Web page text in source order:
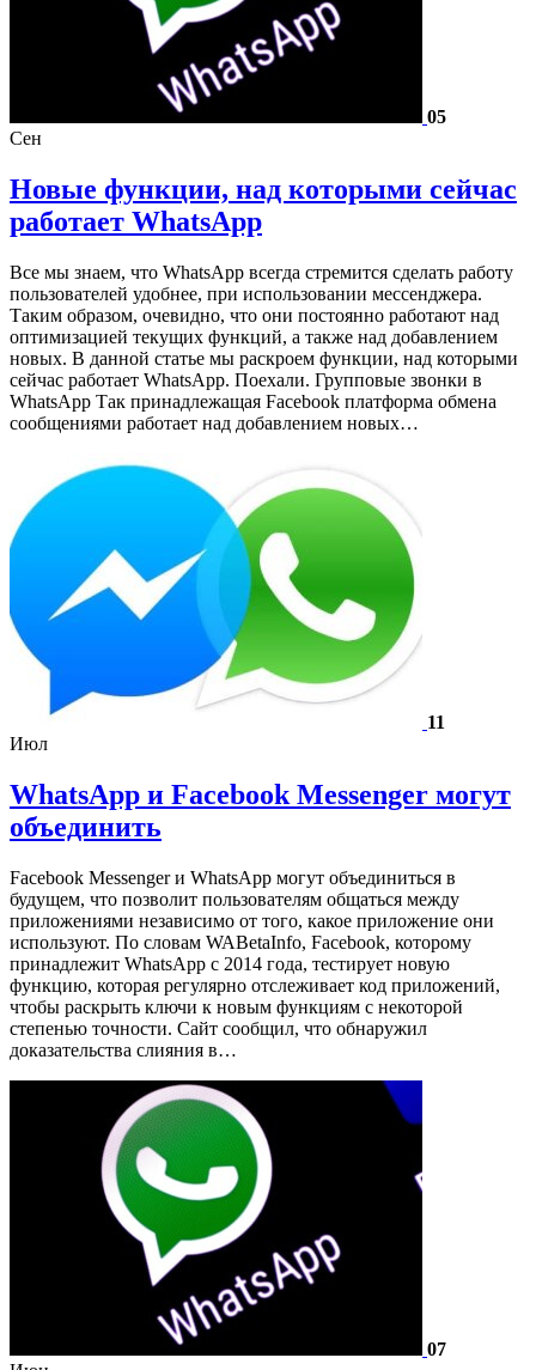
05
Сен
Новые функции, над которыми сейчас
работает WhatsApp
Все мы знаем, что WhatsApp всегда стремится сделать работу
пользователей удобнее, при использовании мессенджера.
Таким образом, очевидно, что они постоянно работают над
оптимизацией текущих функций, а также над добавлением
новых. В данной статье мы раскроем функции, над которыми
сейчас работает WhatsApp. Поехали. Групповые звонки в
WhatsApp Так принадлежащая Facebook платформа обмена
сообщениями работает над добавлением новых…
11
Июл
WhatsApp и Facebook Messenger могут
объединить
Facebook Messenger и WhatsApp могут объединиться в
будущем, что позволит пользователям общаться между
приложениями независимо от того, какое приложение они
используют. По словам WABetaInfo, Facebook, которому
принадлежит WhatsApp с 2014 года, тестирует новую
функцию, которая регулярно отслеживает код приложений,
чтобы раскрыть ключи к новым функциям с некоторой
степенью точности. Сайт сообщил, что обнаружил
доказательства слияния в…
07